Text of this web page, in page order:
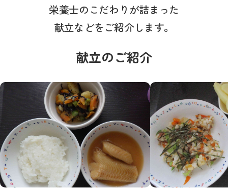
保育園見学
写真販売サービス
各種書類
お仕事をお探しの方
よくあるご質問
栄養士のこだわりが詰まった
献立などをご紹介します。
献立のご紹介